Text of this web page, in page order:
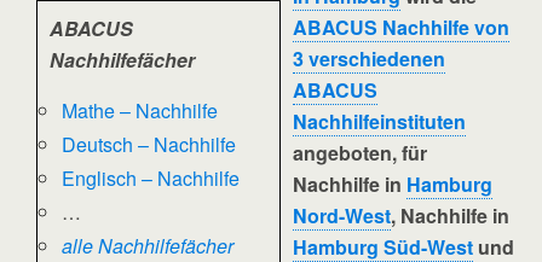
ABACUS
Nachhilfefächer
Mathe – Nachhilfe
Deutsch – Nachhilfe
Englisch – Nachhilfe
…
alle Nachhilfefächer
ABACUS Nachhilfe von
3 verschiedenen
ABACUS
Nachhilfeinstituten
angeboten, für
Nachhilfe in Hamburg
Nord-West, Nachhilfe in
Hamburg Süd-West und